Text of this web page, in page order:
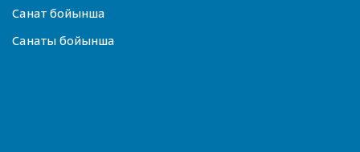
Санат бойынша
Санаты бойынша